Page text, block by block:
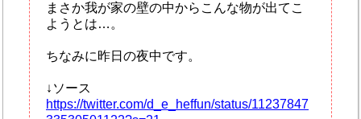
まさか我が家の壁の中からこんな物が出てこ
ようとは…。
ちなみに昨日の夜中です。
↓ソース
https://twitter.com/d_e_heffun/status/11237847